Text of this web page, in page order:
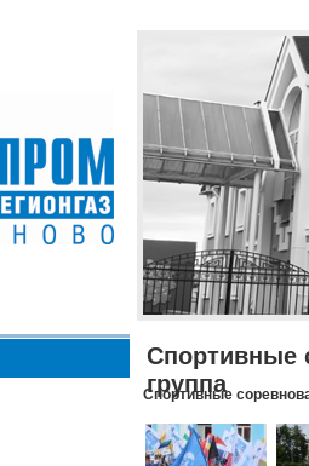
Спортивные
группа
Спортивные